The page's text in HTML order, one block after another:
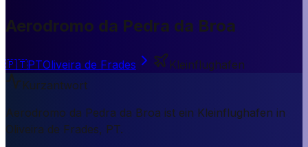
Aerodromo da Pedra da Broa
🇵🇹PTOliveira de Frades
Kleinflughafen
Kurzantwort
Aerodromo da Pedra da Broa ist ein Kleinflughafen in
Oliveira de Frades, PT.